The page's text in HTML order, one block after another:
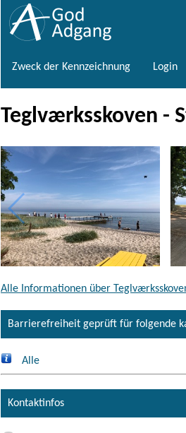
Zweck der Kennzeichnung Login
Teglværksskoven -
Alle Informationen über
Barrierefreiheit geprüft für folgende
Alle
Kontaktinfos